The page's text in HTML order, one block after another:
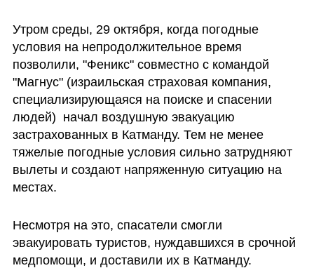
Утром среды, 29 октября, когда погодные
условия на непродолжительное время
позволили, "Феникс" совместно с командой
"Магнус" (израильская страховая компания,
специализирующаяся на поиске и спасении
людей)  начал воздушную эвакуацию
застрахованных в Катманду. Тем не менее
тяжелые погодные условия сильно затрудняют
вылеты и создают напряженную ситуацию на
местах.
Несмотря на это, спасатели смогли
эвакуировать туристов, нуждавшихся в срочной
медпомощи, и доставили их в Катманду.